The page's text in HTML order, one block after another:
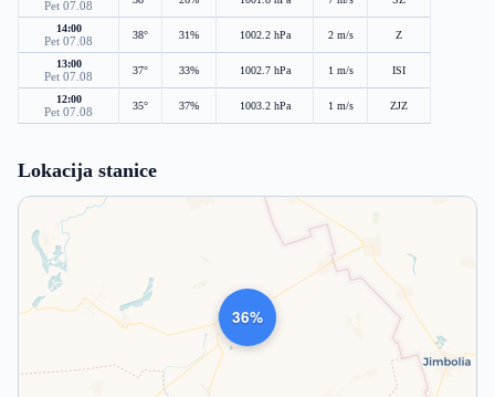
Pet 07.08
14:00
Pet 07.08 38° 31% 1002.2 hPa 2 m/s Z
13:00
Pet 07.08 37° 33% 1002.7 hPa 1 m/s ISI
12:00
Pet 07.08 35° 37% 1003.2 hPa 1 m/s ZJZ
Lokacija stanice
1008